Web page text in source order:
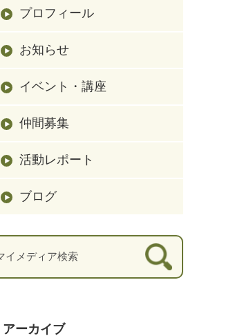
プロフィール
お知らせ
イベント・講座
仲間募集
活動レポート
ブログ
アーカイブ